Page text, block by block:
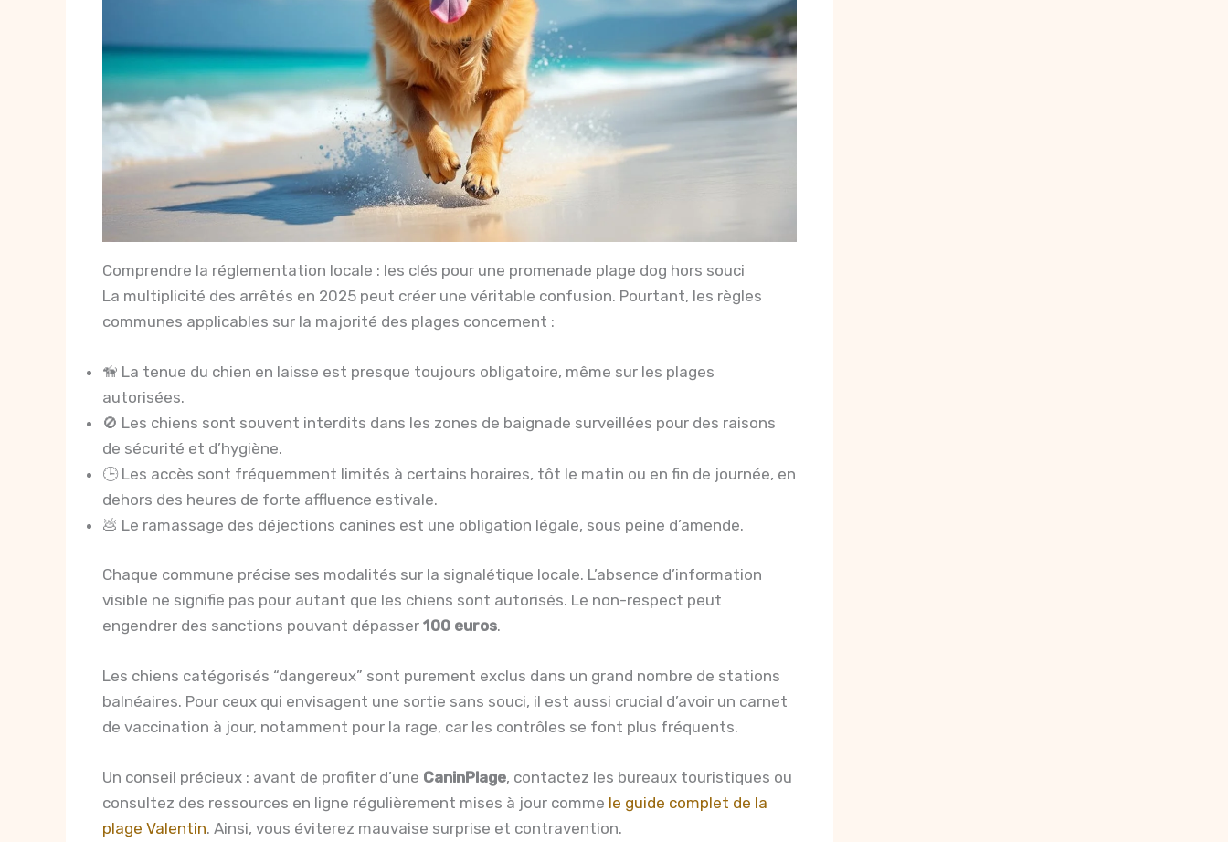
Comprendre la réglementation locale : les clés pour une promenade plage dog hors souci
La multiplicité des arrêtés en 2025 peut créer une véritable confusion. Pourtant, les règles
communes applicables sur la majorité des plages concernent :
🦮 La tenue du chien en laisse est presque toujours obligatoire, même sur les plages
autorisées.
🚫 Les chiens sont souvent interdits dans les zones de baignade surveillées pour des raisons
de sécurité et d’hygiène.
🕒 Les accès sont fréquemment limités à certains horaires, tôt le matin ou en fin de journée, en
dehors des heures de forte affluence estivale.
💩 Le ramassage des déjections canines est une obligation légale, sous peine d’amende.
Chaque commune précise ses modalités sur la signalétique locale. L’absence d’information
visible ne signifie pas pour autant que les chiens sont autorisés. Le non-respect peut
engendrer des sanctions pouvant dépasser 100 euros.
Les chiens catégorisés “dangereux” sont purement exclus dans un grand nombre de stations
balnéaires. Pour ceux qui envisagent une sortie sans souci, il est aussi crucial d’avoir un carnet
de vaccination à jour, notamment pour la rage, car les contrôles se font plus fréquents.
Un conseil précieux : avant de profiter d’une CaninPlage, contactez les bureaux touristiques ou
consultez des ressources en ligne régulièrement mises à jour comme le guide complet de la
plage Valentin. Ainsi, vous éviterez mauvaise surprise et contravention.